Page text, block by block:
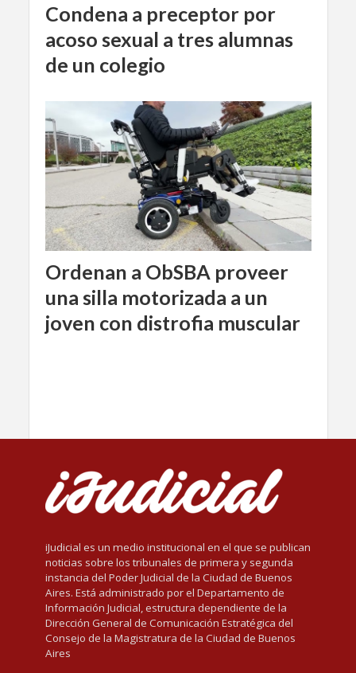
Condena a preceptor por
acoso sexual a tres alumnas
de un colegio
Ordenan a ObSBA proveer
una silla motorizada a un
joven con distrofia muscular
iJudicial es un medio institucional en el que se publican
noticias sobre los tribunales de primera y segunda
instancia del Poder Judicial de la Ciudad de Buenos
Aires. Está administrado por el Departamento de
Información Judicial, estructura dependiente de la
Dirección General de Comunicación Estratégica del
Consejo de la Magistratura de la Ciudad de Buenos
Aires